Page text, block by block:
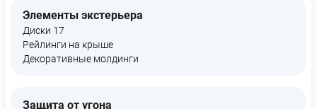
Элементы экстерьера
Диски 17
Рейлинги на крыше
Декоративные молдинги
Защита от угона